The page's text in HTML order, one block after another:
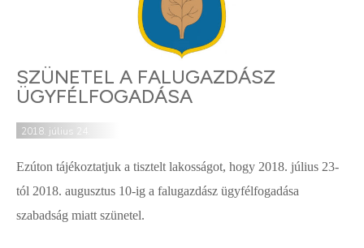
SZÜNETEL A FALUGAZDÁSZ
ÜGYFÉLFOGADÁSA
2018. július 24.
Ezúton tájékoztatjuk a tisztelt lakosságot, hogy 2018. július 23-
tól 2018. augusztus 10-ig a falugazdász ügyfélfogadása
szabadság miatt szünetel.